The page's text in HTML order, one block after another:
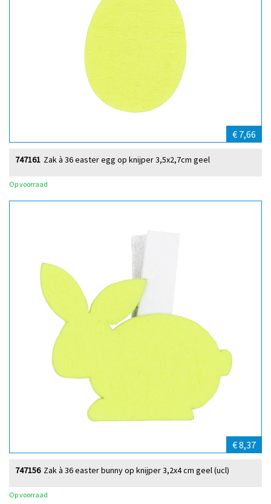
€ 7,66
Zak à 36 easter egg op knijper 3,5x2,7cm geel
747161
Op voorraad
€ 8,37
Zak à 36 easter bunny op knijper 3,2x4 cm geel (ucl)
747156
Op voorraad